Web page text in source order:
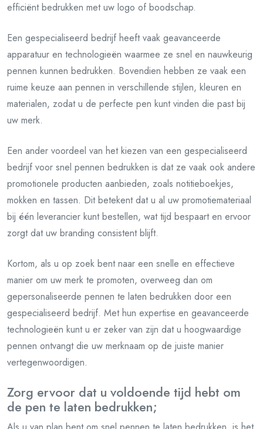
efficiënt bedrukken met uw logo of boodschap.
Een gespecialiseerd bedrijf heeft vaak geavanceerde
apparatuur en technologieën waarmee ze snel en nauwkeurig
pennen kunnen bedrukken. Bovendien hebben ze vaak een
ruime keuze aan pennen in verschillende stijlen, kleuren en
materialen, zodat u de perfecte pen kunt vinden die past bij
uw merk.
Een ander voordeel van het kiezen van een gespecialiseerd
bedrijf voor snel pennen bedrukken is dat ze vaak ook andere
promotionele producten aanbieden, zoals notitieboekjes,
mokken en tassen. Dit betekent dat u al uw promotiemateriaal
bij één leverancier kunt bestellen, wat tijd bespaart en ervoor
zorgt dat uw branding consistent blijft.
Kortom, als u op zoek bent naar een snelle en effectieve
manier om uw merk te promoten, overweeg dan om
gepersonaliseerde pennen te laten bedrukken door een
gespecialiseerd bedrijf. Met hun expertise en geavanceerde
technologieën kunt u er zeker van zijn dat u hoogwaardige
pennen ontvangt die uw merknaam op de juiste manier
vertegenwoordigen.
Zorg ervoor dat u voldoende tijd hebt om
de pen te laten bedrukken;